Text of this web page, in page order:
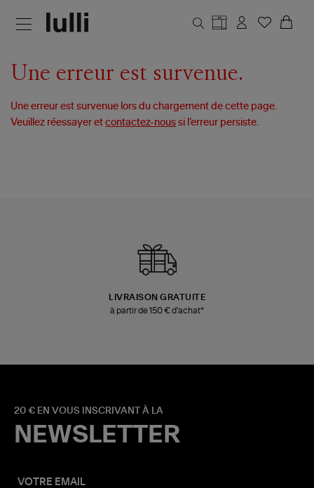
Une erreur est survenue.
Une erreur est survenue lors du chargement de cette page.
Veuillez réessayer etcontactez-nous si l’erreur persiste.
LIVRAISON GRATUITE
à partir de 150 € d'achat*
20 € EN VOUS INSCRIVANT À LA
NEWSLETTER